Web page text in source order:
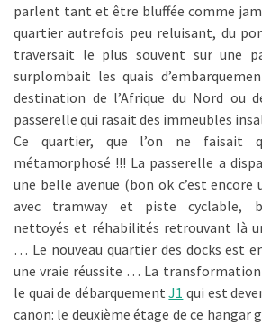
parlent tant et être bluffée comme
quartier autrefois peu reluisant, du
traversait le plus souvent sur une
surplombait les quais
destination de l’Afrique du Nord ou
passerelle qui rasait des immeubles
Ce quartier, que l’on ne faisait
métamorphosé !!! La passerelle a
une belle avenue (bon ok c’est encore
avec tramway et piste cyclable,
nettoyés et réhabilités retrouvant là
… Le nouveau quartier des docks est
une vraie réussite … La transformation
le quai de débarquementJ1 qui est
canon: le deuxième étage de ce hangar